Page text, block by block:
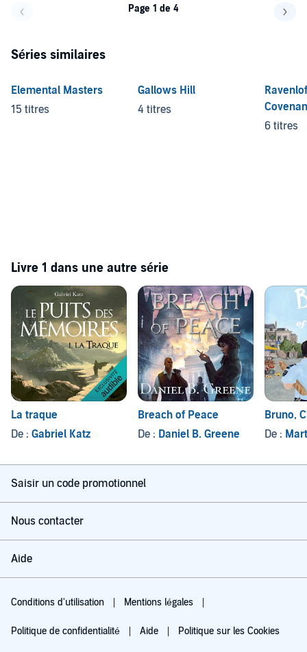
Page 1 de 4
Séries similaires
Elemental Masters
15 titres
Gallows Hill
4 titres
6 titres
Livre 1 dans une autre série
La traque
De : Gabriel Katz
Breach of Peace
De : Daniel B. Greene
Bruno,
De :
Saisir un code promotionnel
Nous contacter
Aide
Conditions d'utilisation Mentions légales
Politique de confidentialité Aide Politique sur les Cookies